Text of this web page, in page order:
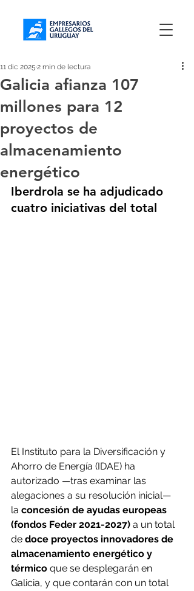
Galicia afianza 107
millones para 12
proyectos de
almacenamiento
energético
11 dic 2025 2 min de lectura
Iberdrola se ha adjudicado
cuatro iniciativas del total
El Instituto para la Diversificación y
Ahorro de Energía (IDAE) ha
autorizado —tras examinar las
alegaciones a su resolución inicial—
la concesión de ayudas europeas
(fondos Feder 2021-2027) a un total
de doce proyectos innovadores de
almacenamiento energético y
térmico que se desplegarán en
Galicia, y que contarán con un total